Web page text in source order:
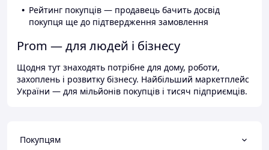
Рейтинг покупців — продавець бачить досвід
покупця ще до підтвердження замовлення
Prom — для людей і бізнесу
Щодня тут знаходять потрібне для дому, роботи,
захоплень і розвитку бізнесу. Найбільший маркетплейс
України — для мільйонів покупців і тисяч підприємців.
Покупцям